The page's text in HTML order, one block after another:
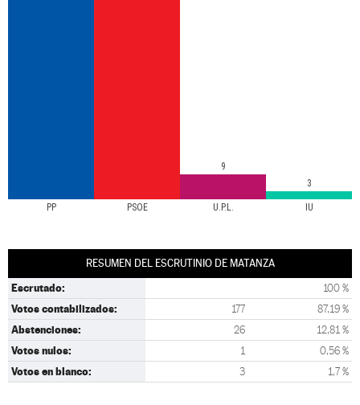
PP PSOE U.P.L. IU
9
3
RESUMEN DEL ESCRUTINIO DE MATANZA
Escrutado: 100 %
Votos contabilizados: 177 87,19 %
Abstenciones: 26 12,81 %
Votos nulos: 1 0,56 %
Votos en blanco: 3 1,7 %